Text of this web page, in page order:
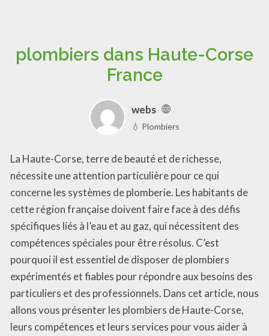
plombiers dans Haute-Corse
France
webs
💧 Plombiers
La Haute-Corse, terre de beauté et de richesse,
nécessite une attention particulière pour ce qui
concerne les systèmes de plomberie. Les habitants de
cette région française doivent faire face à des défis
spécifiques liés à l’eau et au gaz, qui nécessitent des
compétences spéciales pour être résolus. C’est
pourquoi il est essentiel de disposer de plombiers
expérimentés et fiables pour répondre aux besoins des
particuliers et des professionnels. Dans cet article, nous
allons vous présenter les plombiers de Haute-Corse,
leurs compétences et leurs services pour vous aider à